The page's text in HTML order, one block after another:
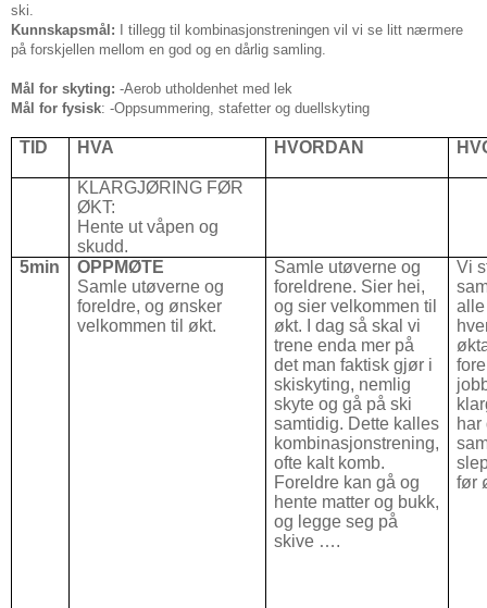
ski.
Kunnskapsmål: I tillegg til kombinasjonstreningen vil vi se litt nærmere
på forskjellen mellom en god og en dårlig samling.
Mål for skyting: -Aerob utholdenhet med lek
Mål for fysisk: -Oppsummering, stafetter og duellskyting
TID HVA HVORDAN
KLARGJØRING FØR
ØKT:
Hente ut våpen og
skudd.
5min
OPPMØTE
Samle utøverne og
foreldre, og ønsker
velkommen til økt.
Samle utøverne og
foreldrene. Sier hei,
og sier velkommen til
økt. I dag så skal vi
trene enda mer på
det man faktisk gjør i
skiskyting, nemlig
skyte og gå på ski
samtidig. Dette kalles
kombinasjonstrening,
ofte kalt komb.
Foreldre kan gå og
hente matter og bukk,
og legge seg på
skive ….
Vi
har
før